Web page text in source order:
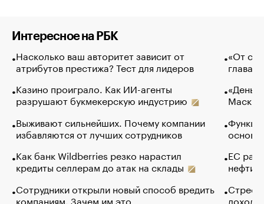
Интересное на РБК
Насколько ваш авторитет зависит от
атрибутов престижа? Тест для лидеров
Казино проиграло. Как ИИ-агенты
разрушают букмекерскую индустрию
Выживают сильнейших. Почему компании
избавляются от лучших сотрудников
Как банк Wildberries резко нарастил
кредиты селлерам до атак на склады
Сотрудники открыли новый способ вредить
компаниям. Зачем им это
«От
глава
Маск в
основ
ЕС
нефти